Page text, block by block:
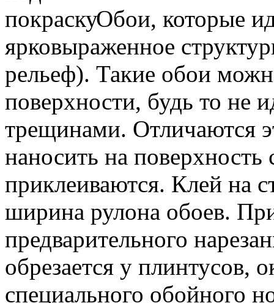
Обои, которые
ярковыраженное
рельеф). Такие обои
поверхности, будь то не
трещинами. Отличаются
наносить на поверхность
приклеиваются. Клей на
ширина рулона обоев.
предварительного
обрезается у плинтусов,
специального обойного